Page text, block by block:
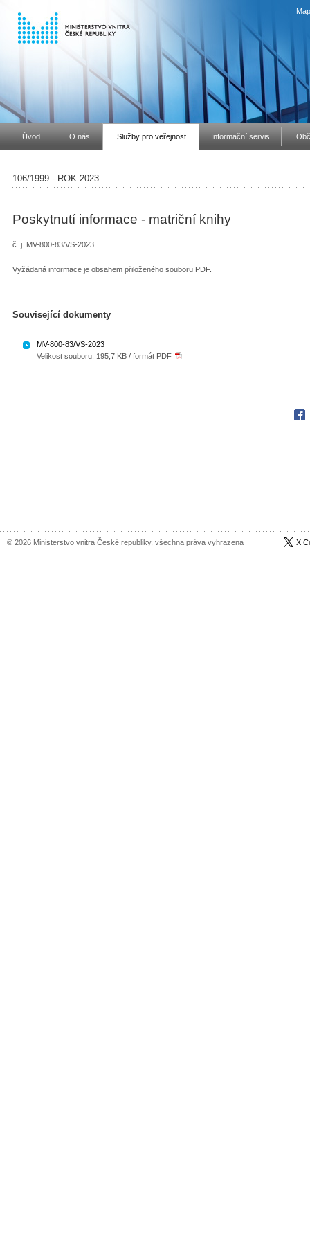
Úvod O nás Služby pro veřejnost Informační servis
106/1999 - ROK 2023
Poskytnutí informace - matriční knihy
č. j. MV-800-83/VS-2023
Vyžádaná informace je obsahem přiloženého souboru PDF.
Související dokumenty
MV-800-83/VS-2023
Velikost souboru: 195,7 KB / formát PDF
© 2026 Ministerstvo vnitra České republiky, všechna práva vyhrazena X